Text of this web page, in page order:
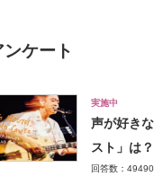
ンケート
実施中
声が好き
スト」は？
回答数：49490